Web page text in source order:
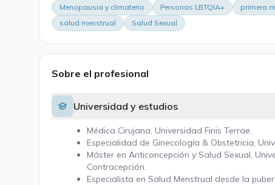
Menopausia y climaterio
Personas LBTQIA+ primera
salud menstrual
Salud Sexual
Sobre el profesional
Universidad y estudios
Médica Cirujana, Universidad Finis Terrae.
Especialidad de Ginecología & Obstetricia,
Máster en Anticoncepción y Salud Sexual,
Contracepción.
Especialista en Salud Menstrual desde la